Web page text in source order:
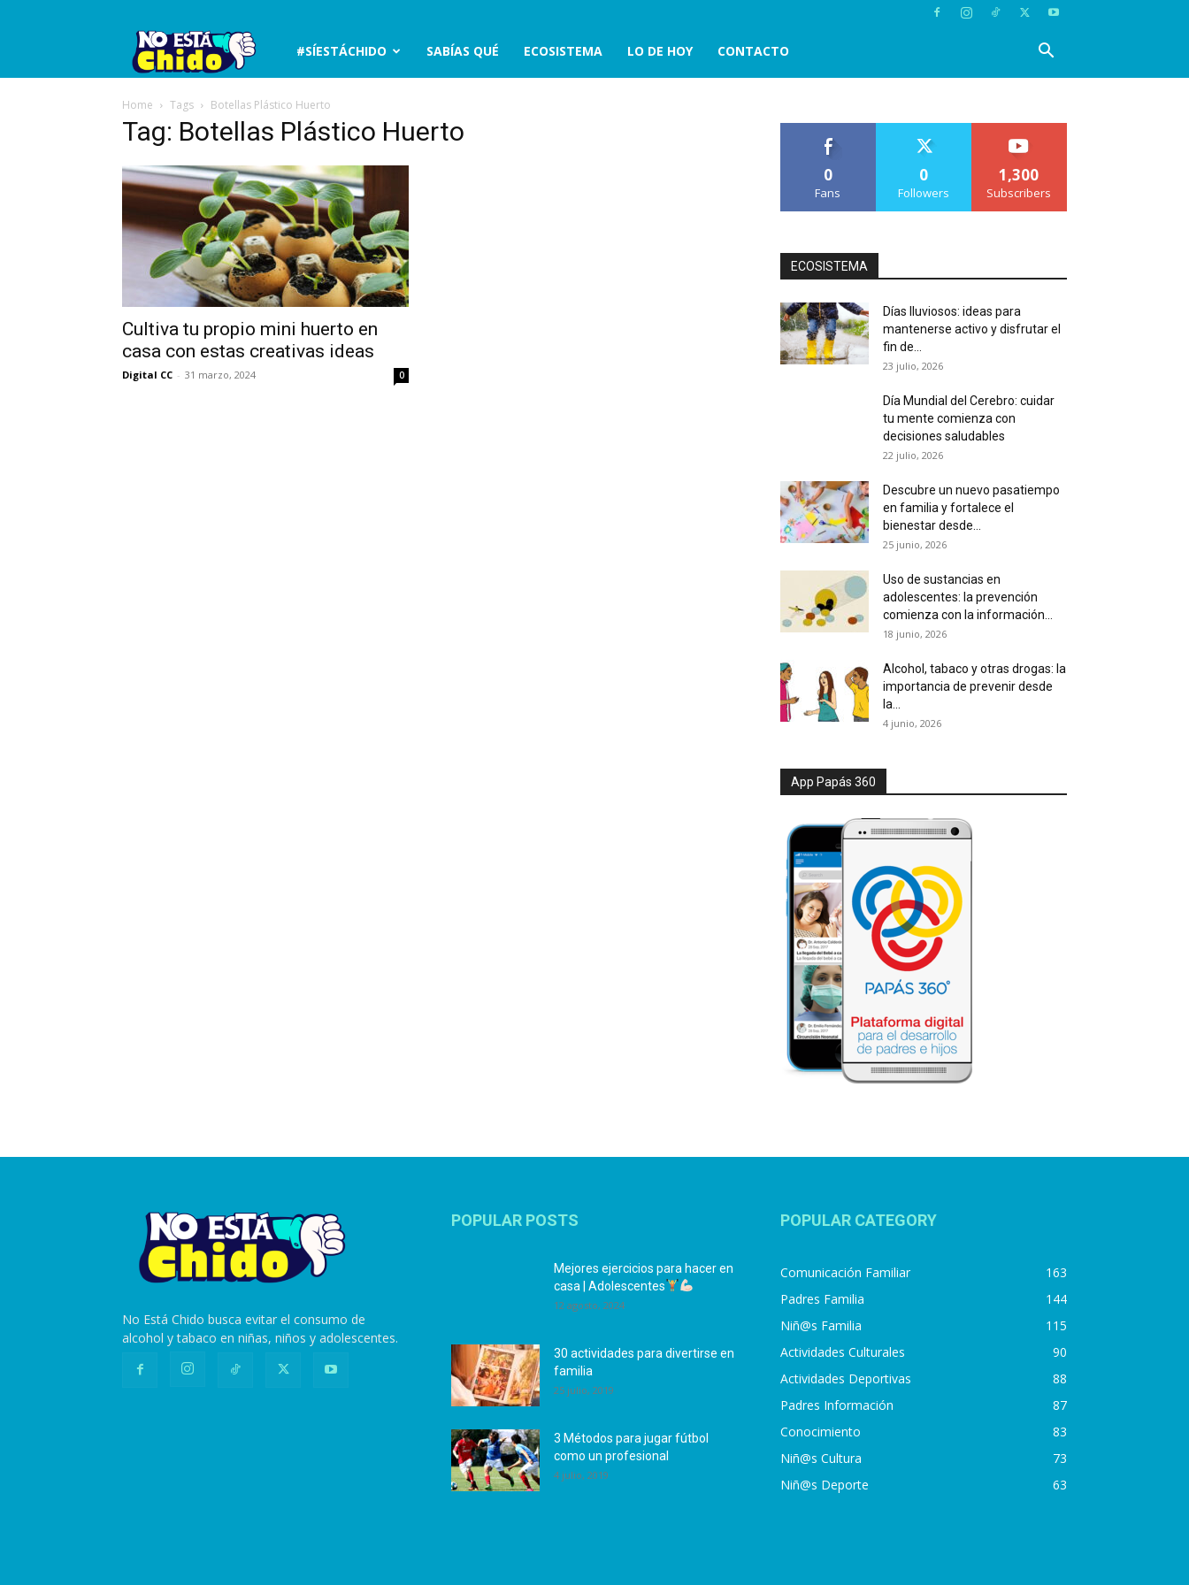
No
está
#SÍESTÁCHIDO SABÍAS QUÉ ECOSISTEMA LO DE HOY CONTACTO
Home Tags Botellas Plástico Huerto
Tag: Botellas Plástico Huerto
Cultiva tu propio mini huerto en
casa con estas creativas ideas
Digital CC - 31 marzo, 2024 0
0
Fans
0
Followers
1,300
Subscribers
ECOSISTEMA
Días lluviosos: ideas para
mantenerse activo y disfrutar el
fin de...
23 julio, 2026
Día Mundial del Cerebro: cuidar
tu mente comienza con
decisiones saludables
22 julio, 2026
Descubre un nuevo pasatiempo
en familia y fortalece el
bienestar desde...
25 junio, 2026
Uso de sustancias en
adolescentes: la prevención
comienza con la información...
18 junio, 2026
Alcohol, tabaco y otras drogas: la
importancia de prevenir desde
la...
4 junio, 2026
App Papás 360
No Está Chido busca evitar el consumo de
alcohol y tabaco en niñas, niños y adolescentes.
POPULAR POSTS
Mejores ejercicios para hacer en
casa | Adolescentes
12 agosto, 2024
30 actividades para divertirse en
familia
25 julio, 2019
3 Métodos para jugar fútbol
como un profesional
4 julio, 2019
POPULAR CATEGORY
Comunicación Familiar
163
Padres Familia
144
Niñ@s Familia
115
Actividades Culturales
90
Actividades Deportivas
88
Padres Información
87
Conocimiento
83
Niñ@s Cultura
73
Niñ@s Deporte
63